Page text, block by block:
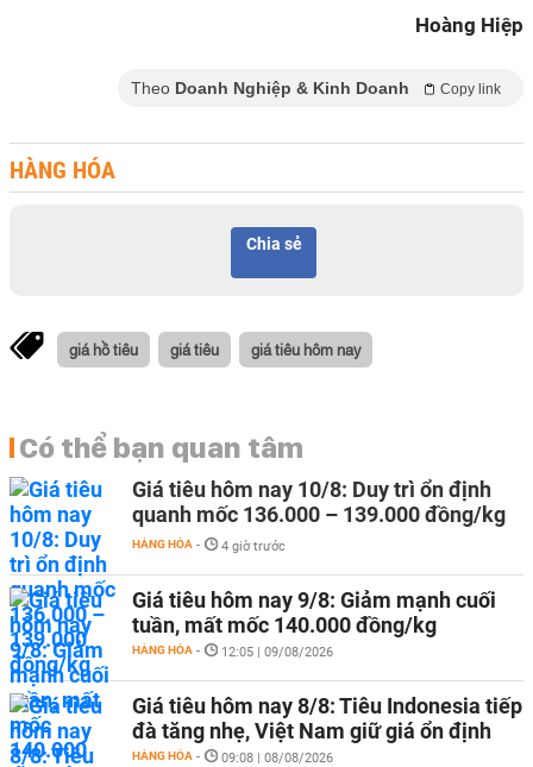
Hoàng Hiệp
Theo Doanh Nghiệp & Kinh Doanh Copy link
HÀNG HÓA
Chia sẻ
giá hồ tiêu giá tiêu giá tiêu hôm nay
Có thể bạn quan tâm
Giá tiêu hôm nay 10/8: Duy trì ổn định
quanh mốc 136.000 – 139.000 đồng/kg
HÀNG HÓA - 4 giờ trước
Giá tiêu hôm nay 9/8: Giảm mạnh cuối
tuần, mất mốc 140.000 đồng/kg
HÀNG HÓA - 12:05 | 09/08/2026
Giá tiêu hôm nay 8/8: Tiêu Indonesia tiếp
đà tăng nhẹ, Việt Nam giữ giá ổn định
HÀNG HÓA - 09:08 | 08/08/2026